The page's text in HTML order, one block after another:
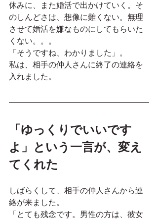
休みに、また婚活で出かけていく。そ
のしんどさは、想像に難くない。無理
させて婚活を嫌なものにしてもらいた
くない。。。
「そうですね、わかりました」。
私は、相手の仲人さんに終了の連絡を
入れました。
「ゆっくりでいいです
よ」という一言が、変え
てくれた
しばらくして、相手の仲人さんから連
絡が来ました。
「とても残念です。男性の方は、彼女